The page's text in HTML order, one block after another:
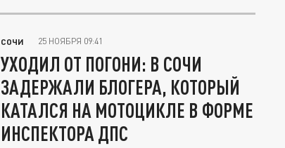
СОЧИ 25 НОЯБРЯ 09:41
УХОДИЛ ОТ ПОГОНИ: В СОЧИ
ЗАДЕРЖАЛИ БЛОГЕРА, КОТОРЫЙ
КАТАЛСЯ НА МОТОЦИКЛЕ В ФОРМЕ
ИНСПЕКТОРА ДПС